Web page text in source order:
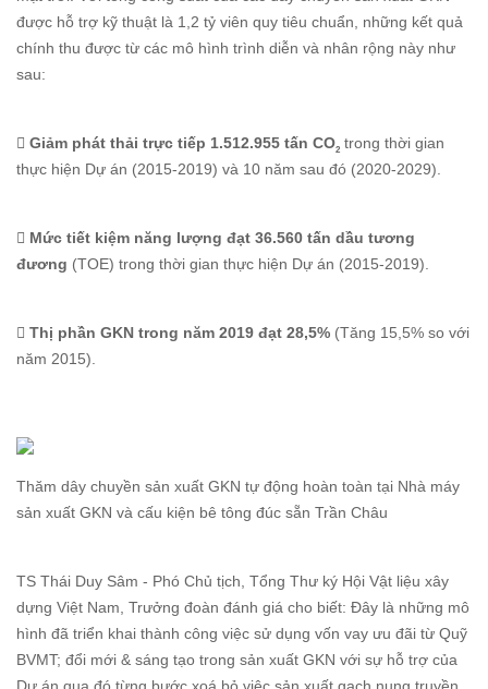
được hỗ trợ kỹ thuật là 1,2 tỷ viên quy tiêu chuẩn, những kết quả
chính thu được từ các mô hình trình diễn và nhân rộng này như
sau:
 Giảm phát thải trực tiếp 1.512.955 tấn CO2 trong thời gian
thực hiện Dự án (2015-2019) và 10 năm sau đó (2020-2029).
 Mức tiết kiệm năng lượng đạt 36.560 tấn dầu tương
đương (TOE) trong thời gian thực hiện Dự án (2015-2019).
 Thị phần GKN trong năm 2019 đạt 28,5% (Tăng 15,5% so với
năm 2015).
Thăm dây chuyền sản xuất GKN tự động hoàn toàn tại Nhà máy
sản xuất GKN và cấu kiện bê tông đúc sẵn Trần Châu
TS Thái Duy Sâm - Phó Chủ tịch, Tổng Thư ký Hội Vật liệu xây
dựng Việt Nam, Trưởng đoàn đánh giá cho biết: Đây là những mô
hình đã triển khai thành công việc sử dụng vốn vay ưu đãi từ Quỹ
BVMT; đổi mới & sáng tạo trong sản xuất GKN với sự hỗ trợ của